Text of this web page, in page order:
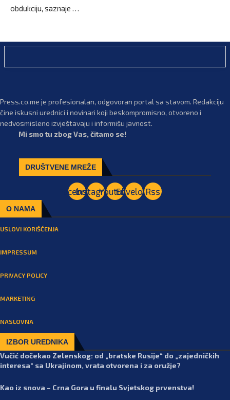
obdukciju, saznaje …
Press.co.me je profesionalan, odgovoran portal sa stavom. Redakciju
čine iskusni urednici i novinari koji beskompromisno, otvoreno i
nedvosmisleno izvještavaju i informišu javnost.
Mi smo tu zbog Vas, čitamo se!
DRUŠTVENE MREŽE
Facebook
Instagram
YoutubeEnvelopeRss
O NAMA
USLOVI KORIŠĆENJA
IMPRESSUM
PRIVACY POLICY
MARKETING
NASLOVNA
IZBOR UREDNIKA
Vučić dočekao Zelenskog: od „bratske Rusije“ do „zajedničkih
interesa“ sa Ukrajinom, vrata otvorena i za oružje?
Kao iz snova – Crna Gora u finalu Svjetskog prvenstva!